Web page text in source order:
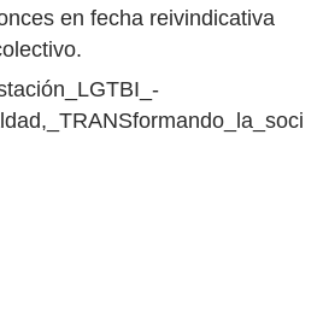
en fecha reivindicativa